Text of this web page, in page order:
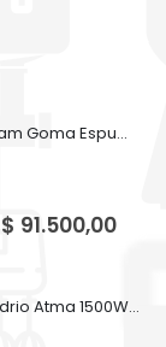
Colchón y Sommier Piero Foam Goma Espuma 190 x 80 cm
$ 91.500,00
Panel calefactor digital de vidrio Atma 1500W 91ATVC1521P